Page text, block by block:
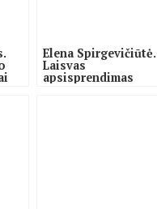
Elena Spirgevičiūtė.
Laisvas
apsisprendimas